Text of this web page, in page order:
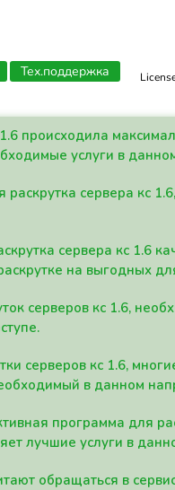
Тех.поддержка
происходила
услуги в
сервера кс
сервера кс 1.6
на выгодных
серверов кс 1.6,
серверов кс 1.6,
в данном
программа для
лучшие услуги в
обращаться в